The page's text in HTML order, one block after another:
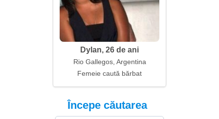
Dylan, 26 de ani
Rio Gallegos, Argentina
Femeie caută bărbat
Începe căutarea